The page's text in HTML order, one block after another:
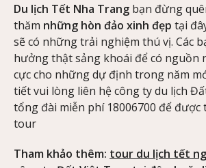
Du lịch Tết Nha Trang bạn đừng
thăm những hòn đảo xinh đẹp tại
sẽ có những trải nghiệm thú vị. Các
hưởng thật sảng khoái để có nguồn
cực cho những dự định trong năm
tiết vui lòng liên hệ công ty du lịch
tổng đài miễn phí 18006700 để được
tour
Tham khảo thêm: tour du lịch tết